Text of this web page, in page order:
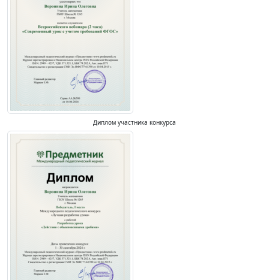
Диплом участника конкурса